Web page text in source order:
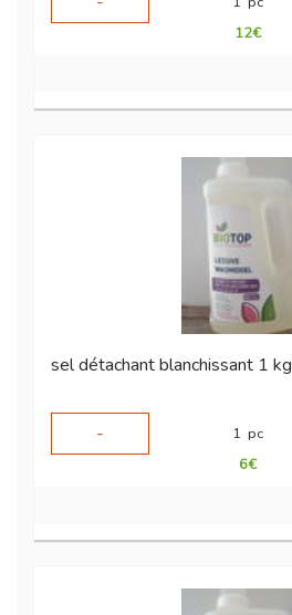
12€
sel détachant blanchissant 1 kg
-
1 pc
6€